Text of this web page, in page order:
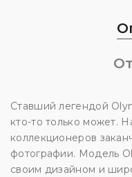
Ставший легендой
кто-то только может.
коллекционеров
фотографии. Модель
своим дизайном и